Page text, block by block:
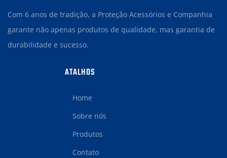
Com 6 anos de tradição, a Proteção Acessórios e Companhia
garante não apenas produtos de qualidade, mas garantia de
durabilidade e sucesso.
ATALHOS
Home
Sobre nós
Produtos
Contato